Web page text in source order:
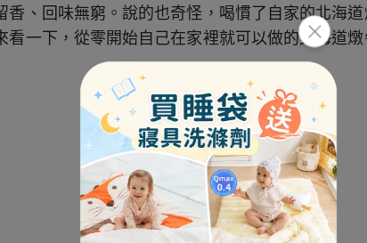
、回味無窮。說的也奇怪，喝慣了自家的北海
一下，從零開始自己在家裡就可以做的北海道燉